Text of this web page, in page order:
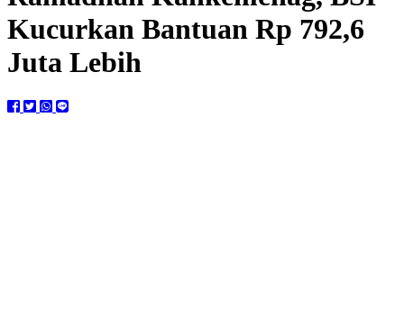
Kucurkan Bantuan Rp 792,6
Juta Lebih